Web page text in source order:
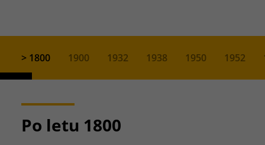
> 1800 1900 1932 1938 1950 1952
Po letu 1800